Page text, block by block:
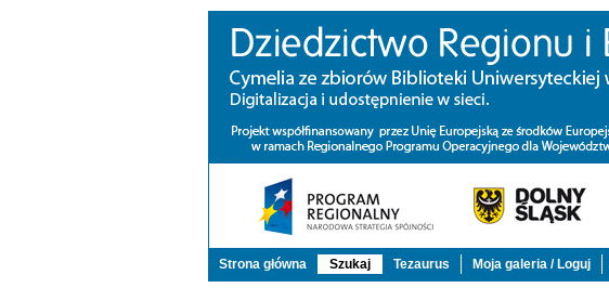
Strona główna Szukaj Tezaurus Moja galeria / Loguj